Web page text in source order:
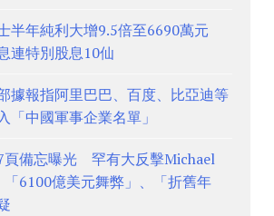
半年純利大增9.5倍至6690萬元
連特別股息10仙
據報指阿里巴巴、百度、比亞迪等
「中國軍事企業名單」
頁備忘曝光 罕有大反擊Michael
6100億美元舞弊」、「折舊年